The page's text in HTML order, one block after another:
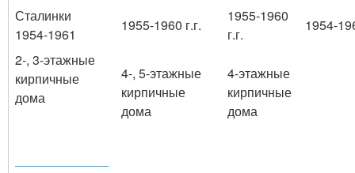
Сталинки
1954-1961
1955-1960 г.г.
1955-1960
г.г.
1954-
2-, 3-этажные
кирпичные
дома
4-, 5-этажные
кирпичные
дома
4-этажные
кирпичные
дома